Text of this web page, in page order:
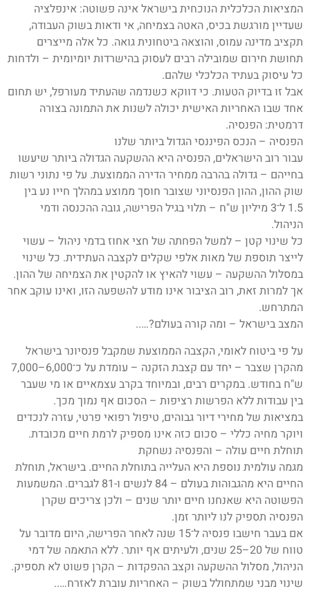
המציאות הכלכלית הנוכחית בישראל אינה פשוטה: אינפלציה
שעדיין מורגשת בכיס, האטה בצמיחה, אי ודאות בשוק העבודה,
תקציב מדינה עמוס, והוצאה ביטחונית גואה. כל אלה מייצרים
תחושת חירום שמובילה רבים לעסוק בהישרדות יומיומית – ולדחות
כל עיסוק בעתיד הכלכלי שלהם.
אבל זו בדיוק הטעות. כי דווקא כשנדמה שהעתיד מעורפל, יש תחום
אחד שבו האחריות האישית יכולה לשנות את התמונה בצורה
דרמטית: הפנסיה.
הפנסיה – הנכס הפיננסי הגדול ביותר שלנו
עבור רוב הישראלים, הפנסיה היא ההשקעה הגדולה ביותר שיעשו
בחייהם – גדולה בהרבה ממחיר הדירה הממוצעת. על פי נתוני רשות
שוק ההון, ההון הפנסיוני שצובר חוסך ממוצע במהלך חייו נע בין
1.5 ל־3 מיליון ש"ח – תלוי בגיל הפרישה, גובה ההכנסה ודמי
הניהול.
כל שינוי קטן – למשל הפחתה של חצי אחוז בדמי ניהול – עשוי
לייצר תוספת של מאות אלפי שקלים לקצבה העתידית. כל שינוי
במסלול ההשקעה – עשוי להאיץ או להקטין את הצמיחה של ההון.
אך למרות זאת, רוב הציבור אינו מודע להשפעה הזו, ואינו עוקב אחר
המתרחש.
המצב בישראל – ומה קורה בעולם?…..
על פי ביטוח לאומי, הקצבה הממוצעת שמקבל פנסיונר בישראל
מהקרן שצבר – יחד עם קצבת הזקנה – עומדת על כ־6,000–7,000
ש"ח בחודש. במקרים רבים, ובמיוחד בקרב עצמאיים או מי שעבר
בין עבודות ללא הפרשות רציפות – הסכום אף נמוך מכך.
במציאות של מחירי דיור גבוהים, טיפול רפואי פרטי, עזרה לנכדים
ויוקר מחיה כללי – סכום כזה אינו מספיק לרמת חיים מכובדת.
תוחלת חיים עולה – והפנסיה נשחקת
מגמה עולמית נוספת היא העלייה בתוחלת החיים. בישראל, תוחלת
החיים היא מהגבוהות בעולם – 84 לנשים ו-81 לגברים. המשמעות
הפשוטה היא שאנחנו חיים יותר שנים – ולכן צריכים שקרן
הפנסיה תספיק לנו ליותר זמן.
אם בעבר חישבו פנסיה ל־15 שנה לאחר הפרישה, היום מדובר על
טווח של 20–25 שנים, ולעיתים אף יותר. ללא התאמה של דמי
הניהול, מסלול ההשקעה וקצב ההפקדות – הקרן פשוט לא תספיק.
שינוי מבני שמתחולל בשוק – האחריות עוברת לאזרח…..